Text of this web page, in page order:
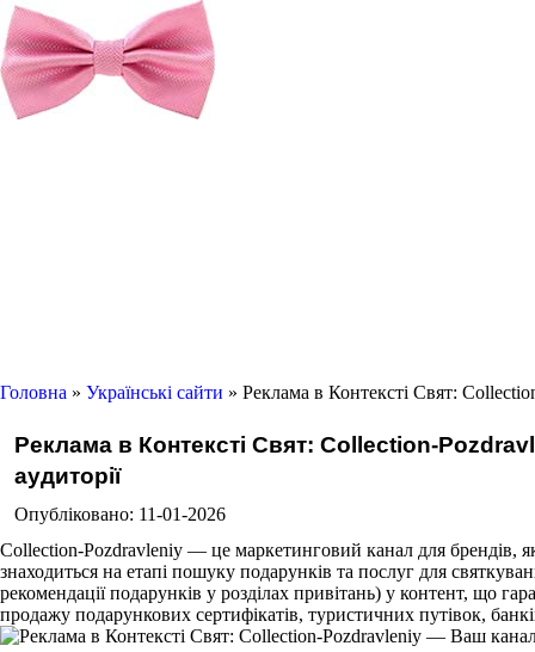
Головна » Українські сайти » Реклама в Контексті Свят:
Реклама в Контексті Свят: Collection-
аудиторії
Опубліковано: 11-01-2026
Collection-Pozdravleniy — це маркетинговий канал для брендів,
знаходиться на етапі пошуку подарунків та послуг для
рекомендації подарунків у розділах привітань) у контент, що
продажу подарункових сертифікатів, туристичних путівок,